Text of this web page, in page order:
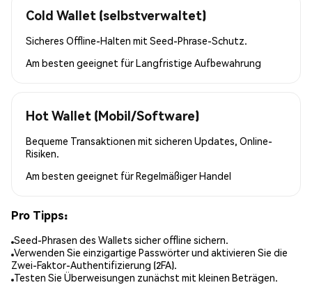
Cold Wallet (selbstverwaltet)
Sicheres Offline-Halten mit Seed-Phrase-Schutz.
Am besten geeignet fürLangfristige Aufbewahrung
Hot Wallet (Mobil/Software)
Bequeme Transaktionen mit sicheren Updates, Online-
Risiken.
Am besten geeignet fürRegelmäßiger Handel
Pro Tipps:
Seed-Phrasen des Wallets sicher offline sichern.
Verwenden Sie einzigartige Passwörter und aktivieren Sie die
Zwei-Faktor-Authentifizierung (2FA).
Testen Sie Überweisungen zunächst mit kleinen Beträgen.